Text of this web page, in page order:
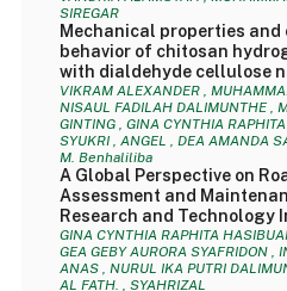
SIREGAR
Mechanical properties and
behavior of chitosan
with dialdehyde cellulose
VIKRAM ALEXANDER ,
NISAUL FADILAH DALIMUNTHE ,
GINTING , GINA CYNTHIA
SYUKRI , ANGEL , DEA AMANDA
M. Benhaliliba
A Global Perspective on
Assessment and
Research and Technology
GINA CYNTHIA RAPHITA
GEA GEBY AURORA SYAFRIDON ,
ANAS , NURUL IKA PUTRI
AL FATH. , SYAHRIZAL